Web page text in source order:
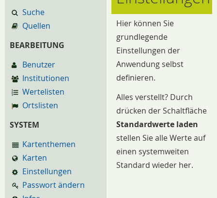
Suche
Quellen
BEARBEITUNG
Benutzer
Institutionen
Wertelisten
Ortslisten
SYSTEM
Kartenthemen
Karten
Einstellungen
Passwort ändern
Hier können Sie
grundlegende
Einstellungen der
Anwendung selbst
definieren.
Alles verstellt? Durch
drücken der Schaltfläche
Standardwerte laden
stellen Sie alle Werte auf
einen systemweiten
Standard wieder her.